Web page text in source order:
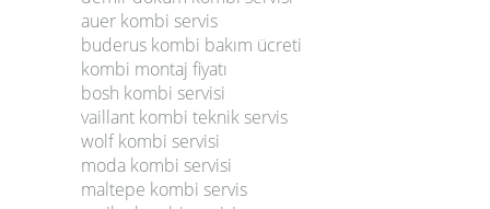
auer kombi servis
buderus kombi bakım ücreti
kombi montaj fiyatı
bosh kombi servisi
vaillant kombi teknik servis
wolf kombi servisi
moda kombi servisi
maltepe kombi servis